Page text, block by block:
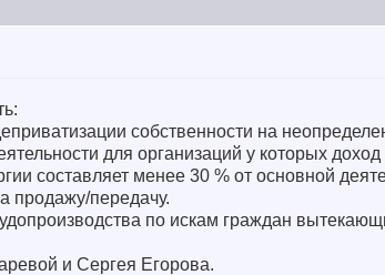
собственности на
для организаций у которых доход
составляет менее 30 % от основной
продажу/передачу.
по искам граждан
и Сергея Егорова.